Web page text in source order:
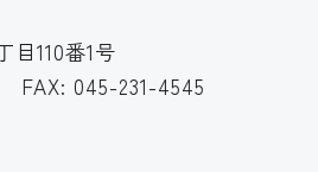
目110番1号
FAX: 045-231-4545